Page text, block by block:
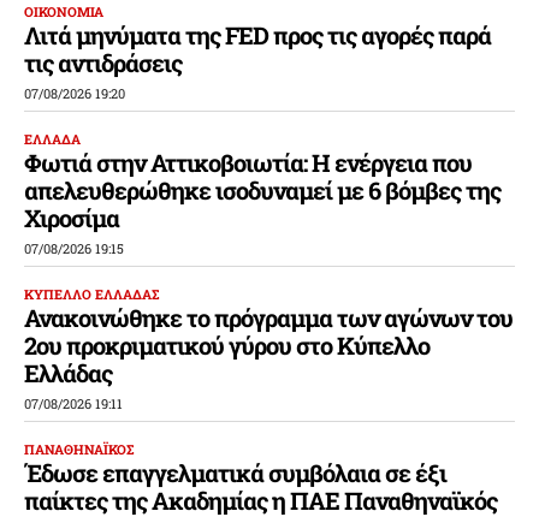
ΟΙΚΟΝΟΜΙΑ
Λιτά μηνύματα της FED προς τις αγορές παρά
τις αντιδράσεις
07/08/2026 19:20
ΕΛΛΑΔΑ
Φωτιά στην Αττικοβοιωτία: Η ενέργεια που
απελευθερώθηκε ισοδυναμεί με 6 βόμβες της
Χιροσίμα
07/08/2026 19:15
ΚΥΠΕΛΛΟ ΕΛΛΑΔΑΣ
Ανακοινώθηκε το πρόγραμμα των αγώνων του
2ου προκριματικού γύρου στο Κύπελλο
Ελλάδας
07/08/2026 19:11
ΠΑΝΑΘΗΝΑΪΚΟΣ
Έδωσε επαγγελματικά συμβόλαια σε έξι
παίκτες της Ακαδημίας η ΠΑΕ Παναθηναϊκός